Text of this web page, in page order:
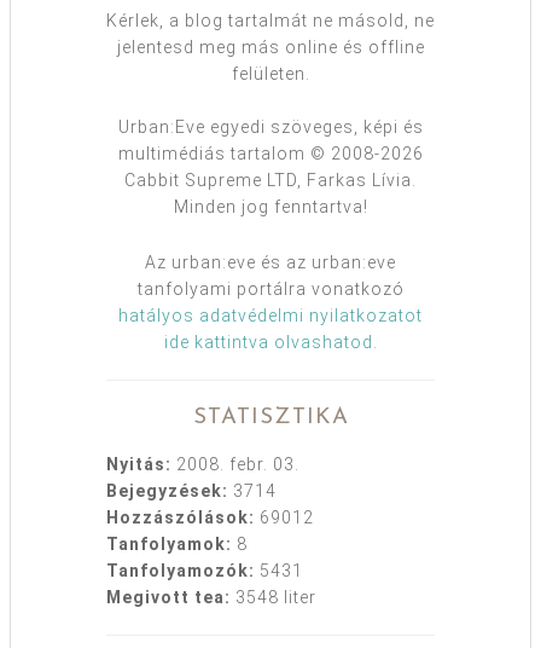
Kérlek, a blog tartalmát ne másold, ne
jelentesd meg más online és offline
felületen.
Urban:Eve egyedi szöveges, képi és
multimédiás tartalom © 2008-2026
Cabbit Supreme LTD, Farkas Lívia.
Minden jog fenntartva!
Az urban:eve és az urban:eve
tanfolyami portálra vonatkozó
hatályos adatvédelmi nyilatkozatot
ide kattintva olvashatod
STATISZTIKA
Nyitás: 2008. febr. 03.
Bejegyzések: 3714
Hozzászólások: 69012
Tanfolyamok: 8
Tanfolyamozók: 5431
Megivott tea: 3548 liter